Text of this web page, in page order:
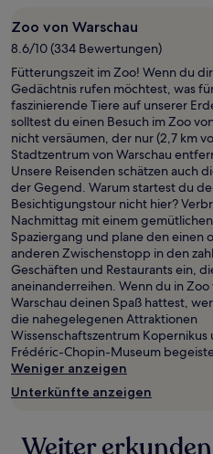
Zoo von Warschau
8.6/10 (334 Bewertungen)
Fütterungszeit im Zoo! Wenn du
Gedächtnis rufen möchtest, was
faszinierende Tiere auf unserer
solltest du einen Besuch im Zoo
nicht versäumen, der nur (2,7 km
Stadtzentrum von Warschau
Unsere Reisenden schätzen auch
der Gegend. Warum startest du
Besichtigungstour nicht hier?
Nachmittag mit einem gemütlichen
Spaziergang und plane den einen
anderen Zwischenstopp in den
Geschäften und Restaurants ein,
aneinanderreihen. Wenn du in Zoo
Warschau deinen Spaß hattest,
die nahegelegenen Attraktionen
Wissenschaftszentrum Kopernikus
Frédéric-Chopin-Museum
Weniger anzeigen
Unterkünfte anzeigen